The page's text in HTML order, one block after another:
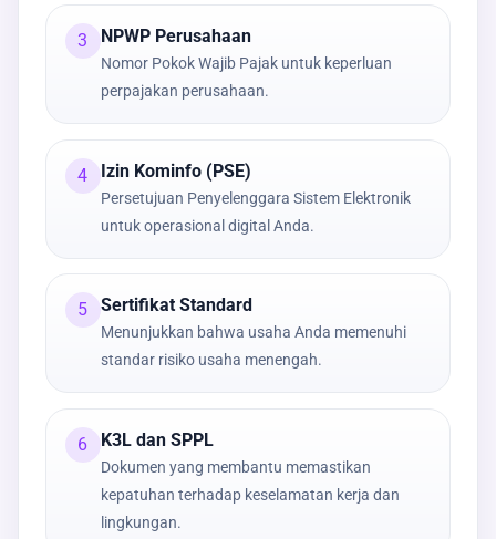
3 NPWP Perusahaan
Nomor Pokok Wajib Pajak untuk keperluan
perpajakan perusahaan.
4 Izin Kominfo (PSE)
Persetujuan Penyelenggara Sistem Elektronik
untuk operasional digital Anda.
5 Sertifikat Standard
Menunjukkan bahwa usaha Anda memenuhi
standar risiko usaha menengah.
6 K3L dan SPPL
Dokumen yang membantu memastikan
kepatuhan terhadap keselamatan kerja dan
lingkungan.